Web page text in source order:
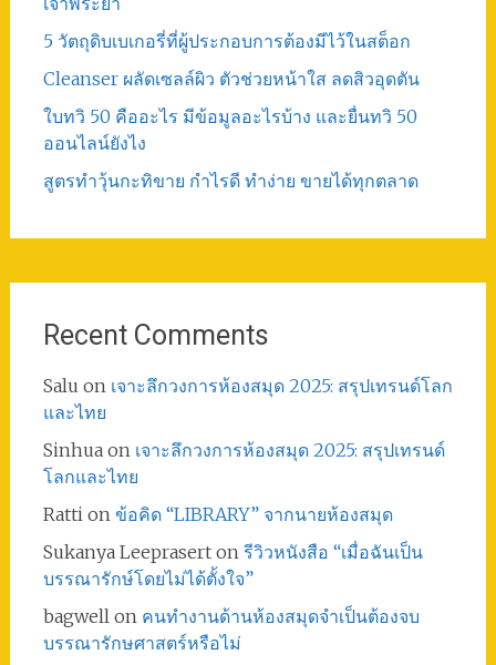
5 วัตถุดิบเบเกอรี่ที่ผู้ประกอบการต้องมีไว้ในสต็อก
Cleanser ผลัดเซลล์ผิว ตัวช่วยหน้าใส ลดสิวอุดตัน
ใบทวิ 50 คืออะไร มีข้อมูลอะไรบ้าง และยื่นทวิ 50
ออนไลน์ยังไง
สูตรทําวุ้นกะทิขาย กำไรดี ทำง่าย ขายได้ทุกตลาด
Recent Comments
Salu on เจาะลึกวงการห้องสมุด 2025: สรุปเทรนด์โลก
และไทย
Sinhuaon เจาะลึกวงการห้องสมุด 2025: สรุปเทรนด์
โลกและไทย
Rattion ข้อคิด “LIBRARY” จากนายห้องสมุด
Sukanya Leepraserton รีวิวหนังสือ “เมื่อฉันเป็น
บรรณารักษ์โดยไม่ได้ตั้งใจ”
bagwellon คนทำงานด้านห้องสมุดจำเป็นต้องจบ
บรรณารักษศาสตร์หรือไม่